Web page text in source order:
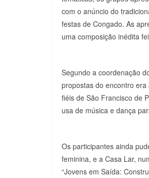
com o anúncio do
festas de Congado. As
uma composição inédita
Segundo a coordenação
propostas do encontro
fiéis de São Francisco de
usa de música e dança
Os participantes ainda
feminina, e a Casa Lar,
“Jovens em Saída: